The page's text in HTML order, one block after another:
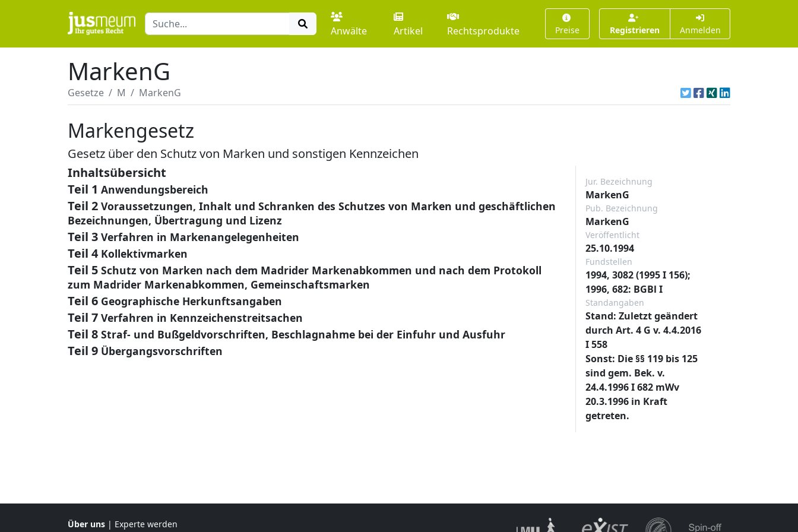
Anwälte Artikel Rechtsprodukte Preise Registrieren Anmelden
MarkenG
Gesetze M MarkenG
Markengesetz
Gesetz über den Schutz von Marken und sonstigen Kennzeichen
Inhaltsübersicht
Teil 1 Anwendungsbereich
Teil 2 Voraussetzungen, Inhalt und Schranken des Schutzes von Marken und geschäftlichen
Bezeichnungen, Übertragung und Lizenz
Teil 3 Verfahren in Markenangelegenheiten
Teil 4 Kollektivmarken
Teil 5 Schutz von Marken nach dem Madrider Markenabkommen und nach dem Protokoll
zum Madrider Markenabkommen, Gemeinschaftsmarken
Teil 6 Geographische Herkunftsangaben
Teil 7 Verfahren in Kennzeichenstreitsachen
Teil 8 Straf- und Bußgeldvorschriften, Beschlagnahme bei der Einfuhr und Ausfuhr
Teil 9 Übergangsvorschriften
Jur. Bezeichnung
MarkenG
Pub. Bezeichnung
MarkenG
Veröffentlicht
25.10.1994
Fundstellen
1994, 3082 (1995 I 156);
1996, 682: BGBl I
Standangaben
Stand: Zuletzt geändert
durch Art. 4 G v. 4.4.2016
I 558
Sonst: Die §§ 119 bis 125
sind gem. Bek. v.
24.4.1996 I 682 mWv
20.3.1996 in Kraft
getreten.
Über uns | Experte werden